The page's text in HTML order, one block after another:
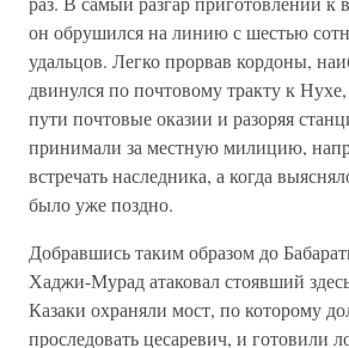
он обрушился на линию с шестью
удальцов. Легко прорвав кордоны,
двинулся по почтовому тракту к
пути почтовые оказии и разоряя
принимали за местную милицию,
встречать наследника, а когда
было уже поздно.
Добравшись таким образом до
Хаджи-Мурад атаковал стоявший
Казаки охраняли мост, по которому
проследовать цесаревич, и готовили